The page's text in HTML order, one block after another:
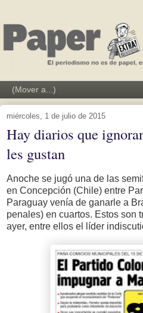
miércoles, 1 de julio de 2015
Hay diarios que
les gustan
Anoche se jugó una de las
en Concepción (Chile) entre
Paraguay venía de ganarle a
penales) en cuartos. Estos son
ayer, entre ellos el líder